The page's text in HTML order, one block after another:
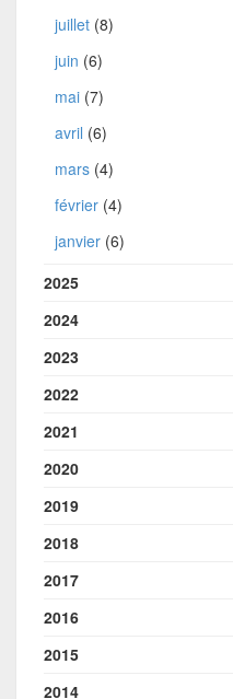
juillet (8)
juin (6)
mai (7)
avril (6)
mars (4)
février (4)
janvier (6)
2025
2024
2023
2022
2021
2020
2019
2018
2017
2016
2015
2014